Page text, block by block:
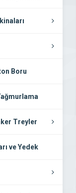
Boru
Treyler
ve Yedek